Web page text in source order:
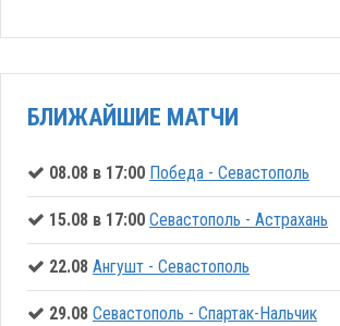
БЛИЖАЙШИЕ МАТЧИ
08.08 в 17:00 Победа - Севастополь
15.08 в 17:00 Севастополь - Астрахань
22.08 Ангушт - Севастополь
29.08 Севастополь - Спартак-Нальчик